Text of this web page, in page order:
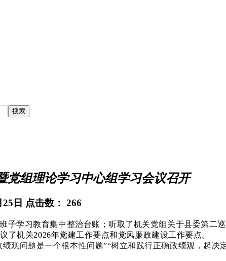
党组理论学习中心组学习会议召开
日 点击数： 266
子学习教育集中整治台账；听取了机关党组关于县委第
了机关2026年党建工作要点和党风廉政建设工作要点。
观问题是一个根本性问题”“树立和践行正确政绩观，起决